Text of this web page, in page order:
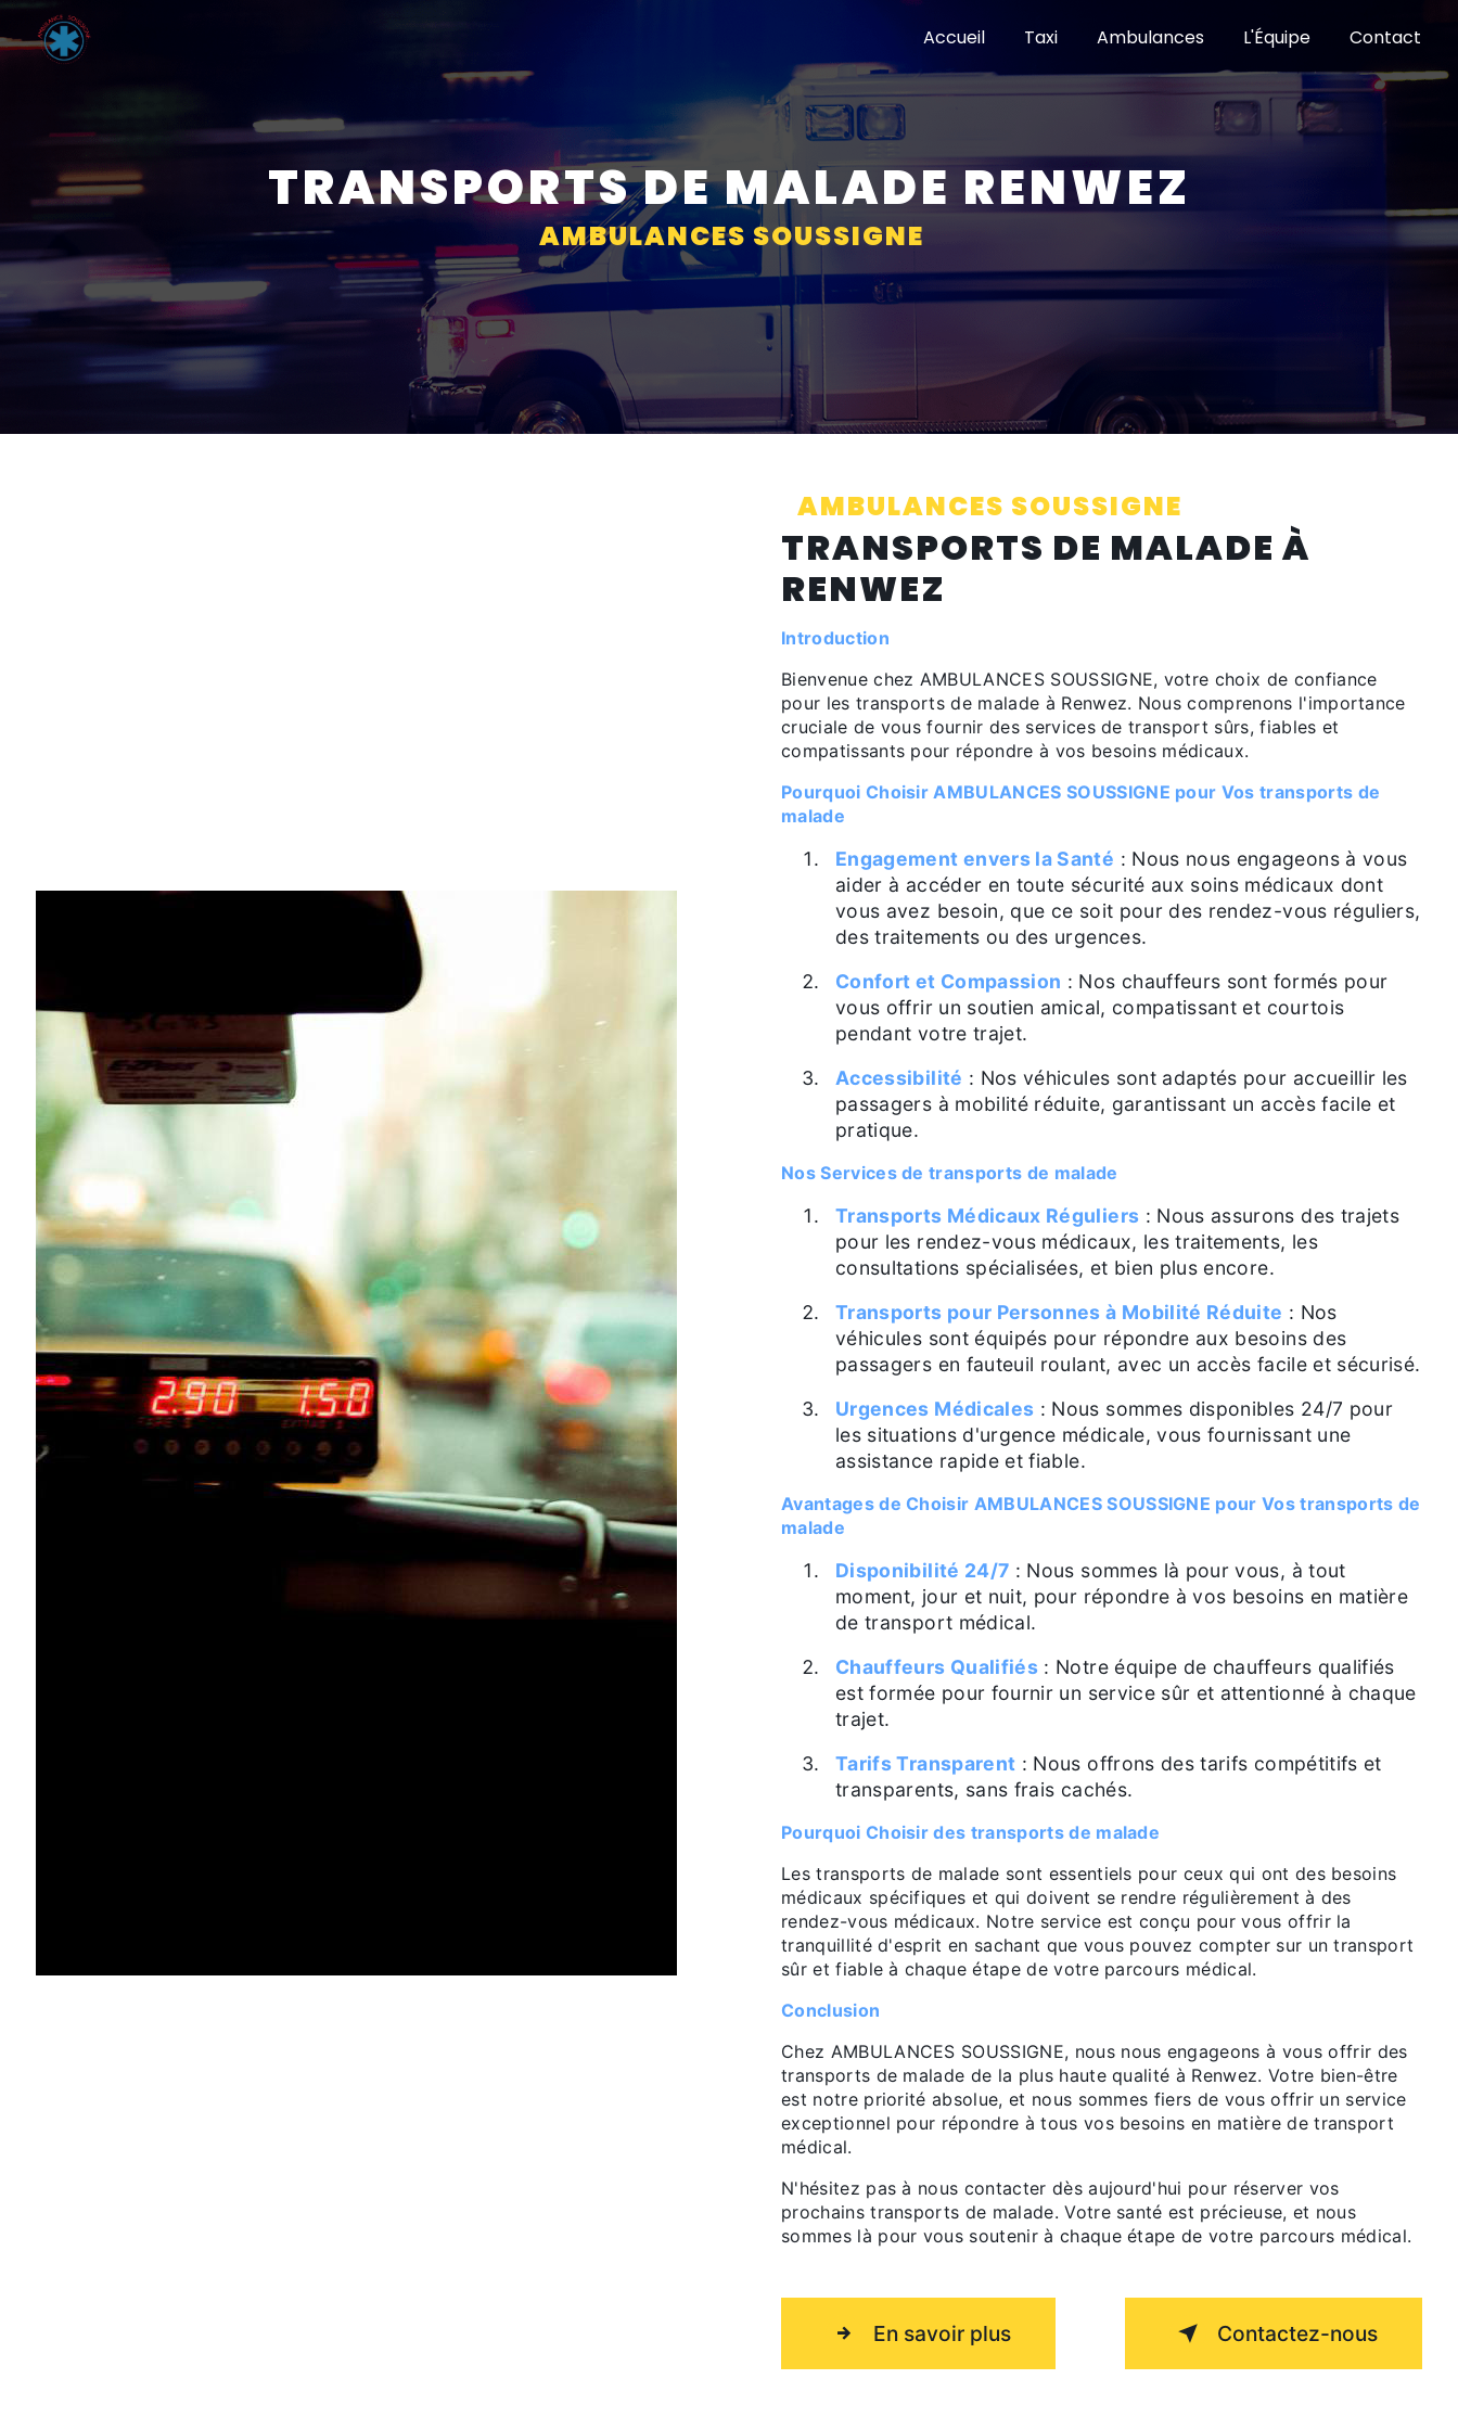
Accueil Taxi Ambulances L'Équipe Contact
TRANSPORTS DE MALADE RENWEZ
AMBULANCES SOUSSIGNE
AMBULANCES SOUSSIGNE
TRANSPORTS DE MALADE À
RENWEZ
Introduction
Bienvenue chez AMBULANCES SOUSSIGNE, votre choix de confiance
pour les transports de malade à Renwez. Nous comprenons l'importance
cruciale de vous fournir des services de transport sûrs, fiables et
compatissants pour répondre à vos besoins médicaux.
Pourquoi Choisir AMBULANCES SOUSSIGNE pour Vos transports de
malade
Engagement envers la Santé : Nous nous engageons à vous
aider à accéder en toute sécurité aux soins médicaux dont
vous avez besoin, que ce soit pour des rendez-vous réguliers,
des traitements ou des urgences.
Confort et Compassion : Nos chauffeurs sont formés pour
vous offrir un soutien amical, compatissant et courtois
pendant votre trajet.
Accessibilité : Nos véhicules sont adaptés pour accueillir les
passagers à mobilité réduite, garantissant un accès facile et
pratique.
Nos Services de transports de malade
Transports Médicaux Réguliers : Nous assurons des trajets
pour les rendez-vous médicaux, les traitements, les
consultations spécialisées, et bien plus encore.
Transports pour Personnes à Mobilité Réduite : Nos
véhicules sont équipés pour répondre aux besoins des
passagers en fauteuil roulant, avec un accès facile et sécurisé.
Urgences Médicales : Nous sommes disponibles 24/7 pour
les situations d'urgence médicale, vous fournissant une
assistance rapide et fiable.
Avantages de Choisir AMBULANCES SOUSSIGNE pour Vos transports de
malade
Disponibilité 24/7 : Nous sommes là pour vous, à tout
moment, jour et nuit, pour répondre à vos besoins en matière
de transport médical.
Chauffeurs Qualifiés : Notre équipe de chauffeurs qualifiés
est formée pour fournir un service sûr et attentionné à chaque
trajet.
Tarifs Transparent : Nous offrons des tarifs compétitifs et
transparents, sans frais cachés.
Pourquoi Choisir des transports de malade
Les transports de malade sont essentiels pour ceux qui ont des besoins
médicaux spécifiques et qui doivent se rendre régulièrement à des
rendez-vous médicaux. Notre service est conçu pour vous offrir la
tranquillité d'esprit en sachant que vous pouvez compter sur un transport
sûr et fiable à chaque étape de votre parcours médical.
Conclusion
Chez AMBULANCES SOUSSIGNE, nous nous engageons à vous offrir des
transports de malade de la plus haute qualité à Renwez. Votre bien-être
est notre priorité absolue, et nous sommes fiers de vous offrir un service
exceptionnel pour répondre à tous vos besoins en matière de transport
médical.
N'hésitez pas à nous contacter dès aujourd'hui pour réserver vos
prochains transports de malade. Votre santé est précieuse, et nous
sommes là pour vous soutenir à chaque étape de votre parcours médical.
En savoir plus Contactez-nous
Panneau de gestion des cookies